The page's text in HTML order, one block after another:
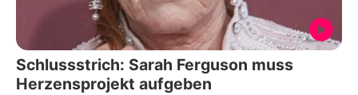
Schlussstrich: Sarah Ferguson muss
Herzensprojekt aufgeben